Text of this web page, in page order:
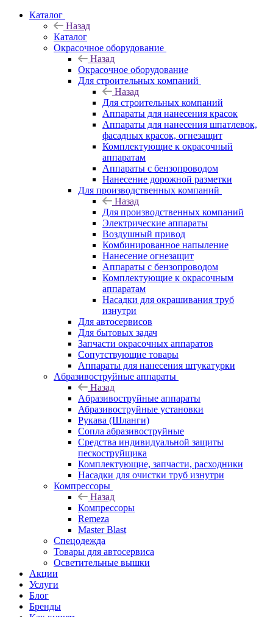
Каталог
Назад
Каталог
Окрасочное оборудование
Назад
Окрасочное оборудование
Для строительных компаний
Назад
Для строительных компаний
Аппараты для нанесения красок
Аппараты для нанесения шпатлевок,
фасадных красок, огнезащит
Комплектующие к окрасочный
аппаратам
Аппараты с бензопроводом
Нанесение дорожной разметки
Для производственных компаний
Назад
Для производственных компаний
Электрические аппараты
Воздушный привод
Комбинированное напыление
Нанесение огнезащит
Аппараты с бензопроводом
Комплектующие к окрасочным
аппаратам
Насадки для окрашивания труб
изнутри
Для автосервисов
Для бытовых задач
Запчасти окрасочных аппаратов
Сопутствующие товары
Аппараты для нанесения штукатурки
Aбразивоструйные аппараты
Назад
Aбразивоструйные аппараты
Абразивоструйные установки
Рукава (Шланги)
Сопла абразивоструйные
Средства индивидуальной защиты
пескоструйщика
Комплектующие, запчасти, расходники
Насадки для очистки труб изнутри
Компрессоры
Назад
Компрессоры
Remeza
Master Blast
Спецодежда
Товары для автосервиса
Осветительные вышки
Акции
Услуги
Блог
Бренды